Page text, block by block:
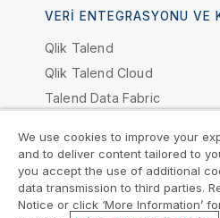
VERI ENTEGRASYONU VE
Qlik Talend
Qlik Talend Cloud
Talend Data Fabric
ANALIZLER VE YAPAY
Qlik Cloud Analytics
Qlik Yanıtları
We use cookies to improve your
and to deliver content tailored to
you accept the use of additional
data transmission to third parties.
Notice or click ‘More Information’